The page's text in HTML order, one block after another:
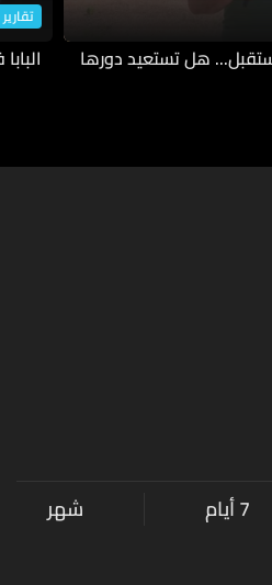
هل تستعيد دورها
7 أيام شهر